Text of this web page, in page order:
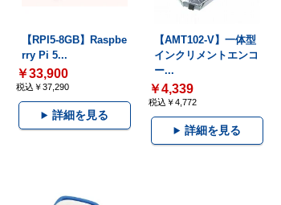
【RPI5-8GB】Raspbe
rry Pi 5...
￥33,900
税込￥37,290
詳細を見る
【AMT102-V】一体型
インクリメントエンコ
ー...
￥4,339
税込￥4,772
詳細を見る